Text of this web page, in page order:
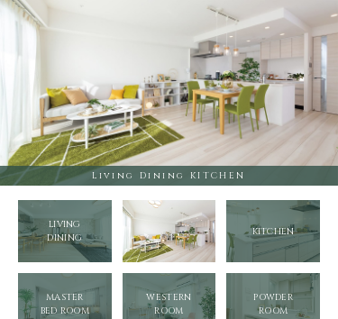
Living Dining KITCHEN
LIVING
DINING
KITCHEN
MASTER
BED ROOM
WESTERN
ROOM
POWDER
ROOM